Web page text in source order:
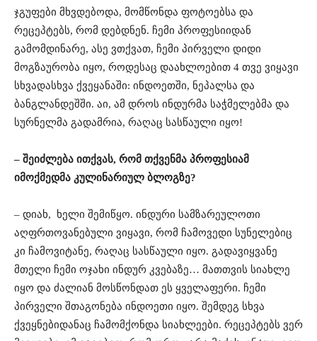
ჯგუფები მხვდებოდა, მომწონდა ფოტოებსა და
რეცეპტებს, რომ დებდნენ. ჩემი პროფესიიდან
გამომდინარე, ასე ვთქვათ, ჩემი პირველი დიდი
მოგზაურობა იყო, როდესაც დაახლოებით 4 თვე ვიყავი
სხვადასხვა ქვეყანაში: ინდოეთში, ნეპალსა და
ბანგლანდეშში. აი, ამ დროს ინდურმა საჭმელებმა და
სურნელმა გადამრია, რაღაც სასწაული იყო!
– შეიძლება ითქვას, რომ თქვენმა პროფესიამ
იმოქმედმა კულინარიულ ბლოგზე?
– დიახ,
ხელი შემიწყო. ინდური სამზარეულოთი
აღფრთოვანებული ვიყავი, რომ ჩამოვედი სუნელებიც
კი ჩამოვიტანე, რაღაც სასწაული იყო. გადავიყვანე
მთელი ჩემი ოჯახი ინდურ კვებაზე… მათთვის სიახლე
იყო და ძალიან მოსწონდათ ეს ყველაფერი. ჩემი
პირველი შთაგონება ინდოეთი იყო. შემდეგ სხვა
ქვეყნებიდანაც ჩამომქონდა სიახლეები. რეცეპტებს ვერ